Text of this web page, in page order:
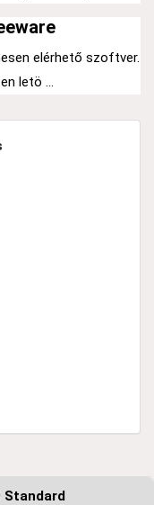
elérhető szoftver.
letö ...
Standard